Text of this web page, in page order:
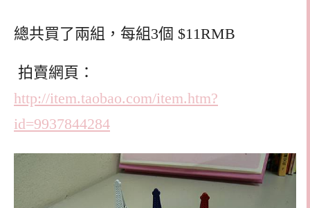
總共買了兩組，每組3個 $11RMB
拍賣網頁：
http://item.taobao.com/item.htm?
id=9937844284